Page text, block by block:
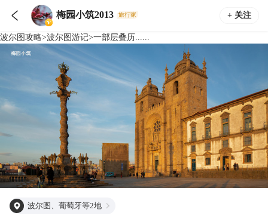
 梅园小筑2013 旅行家 + 关注
波尔图 攻略>波尔图 游记>一部层叠历......
波尔图、葡萄牙等2地